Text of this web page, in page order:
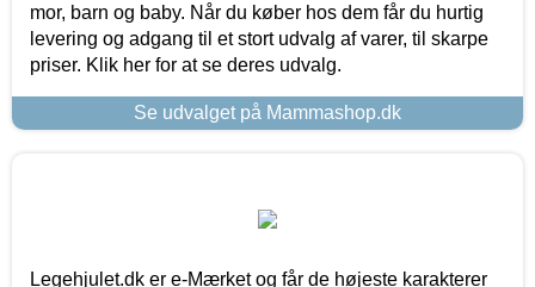
mor, barn og baby. Når du køber hos dem får du hurtig
levering og adgang til et stort udvalg af varer, til skarpe
priser. Klik her for at se deres udvalg.
Se udvalget på Mammashop.dk
Legehjulet.dk er e-Mærket og får de højeste karakterer